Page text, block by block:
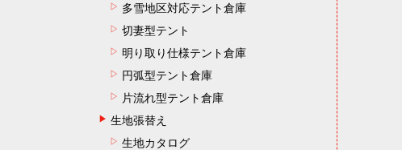
多雪地区対応テント倉庫
切妻型テント
明り取り仕様テント倉庫
円弧型テント倉庫
片流れ型テント倉庫
生地張替え
生地カタログ